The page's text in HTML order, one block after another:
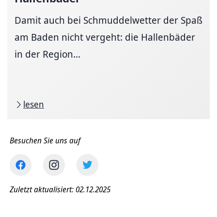
Damit auch bei Schmuddelwetter der Spaß
am Baden nicht vergeht: die Hallenbäder
in der Region...
lesen
Besuchen Sie uns auf
Zuletzt aktualisiert: 02.12.2025